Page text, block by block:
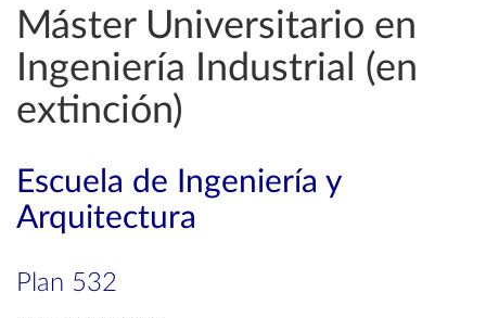
Máster Universitario en
Ingeniería Industrial (en
extinción)
Escuela de Ingeniería y
Arquitectura
Plan 532